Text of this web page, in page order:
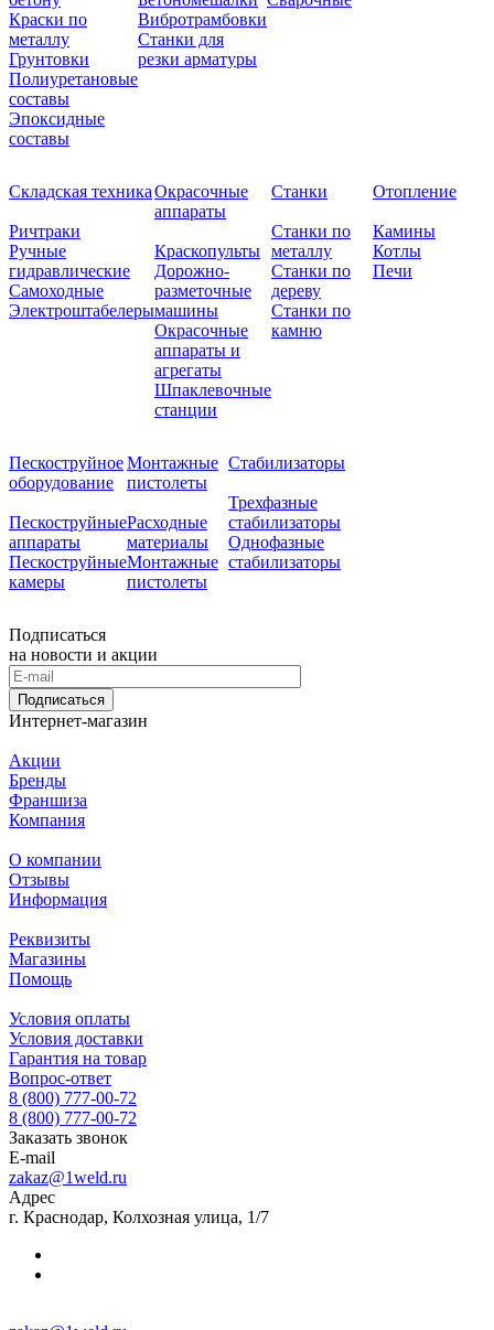
Краски по
металлу
Грунтовки
Полиуретановые
составы
Эпоксидные
составы
Вибротрамбовки
Станки для
резки арматуры
Складская техника
Ричтраки
Ручные
гидравлические
Самоходные
Электроштабелеры
Окрасочные
аппараты
Краскопульты
Дорожно-
разметочные
машины
Окрасочные
аппараты и
агрегаты
Шпаклевочные
станции
Станки
Станки по
металлу
Станки по
дереву
Станки по
камню
Отопление
Камины
Котлы
Печи
Пескоструйное
оборудование
Пескоструйные
аппараты
Пескоструйные
камеры
Монтажные
пистолеты
Расходные
материалы
Монтажные
пистолеты
Стабилизаторы
Трехфазные
стабилизаторы
Однофазные
стабилизаторы
Подписаться
на новости и акции
Подписаться
Интернет-магазин
Акции
Бренды
Франшиза
Компания
О компании
Отзывы
Информация
Реквизиты
Магазины
Помощь
Условия оплаты
Условия доставки
Гарантия на товар
Вопрос-ответ
8 (800) 777-00-72
8 (800) 777-00-72
Заказать звонок
E-mail
zakaz@1weld.ru
Адрес
г. Краснодар, Колхозная улица, 1/7